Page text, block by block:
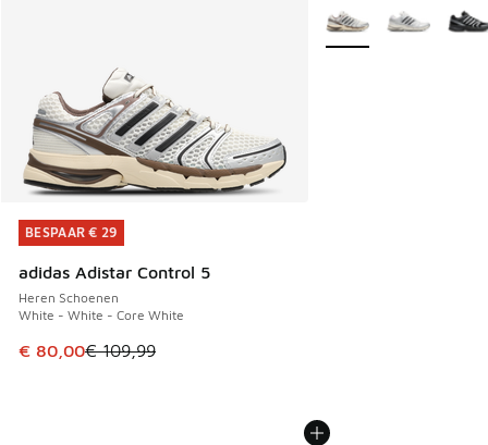
BESPAAR € 29
adidas Adistar Control 5
Heren Schoenen
White - White - Core White
Dit artikel is in de uitverkoop. Dit artikel is in de
€ 80,00€ 109,99
BESPAAR € 29
Meer kleuren